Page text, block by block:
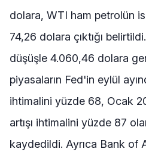
dolara, WTI ham petrolün
74,26 dolara çıktığı
düşüşle 4.060,46 dolara
piyasaların Fed'in eylül
ihtimalini yüzde 68, Ocak
artışı ihtimalini yüzde 87
kaydedildi. Ayrıca Bank of